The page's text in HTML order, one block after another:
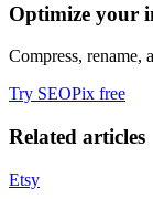
Optimize your
Compress, rename,
Try SEOPix free
Related articles
Etsy